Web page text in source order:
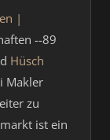
|
--89
Hüsch
Makler
zu
ist ein